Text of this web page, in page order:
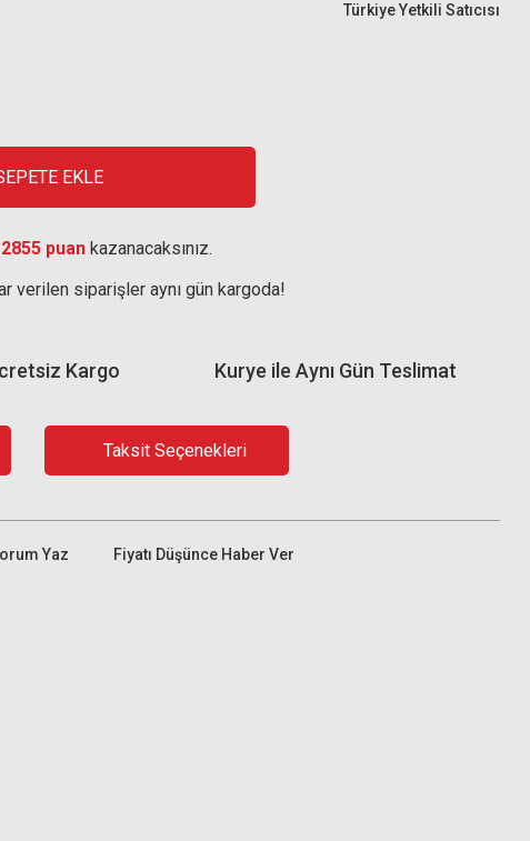
Türkiye Yetkili Satıcısı
EKLE
2855 puan kazanacaksınız.
verilen siparişler aynı gün kargoda!
Kurye ile Aynı Gün Teslimat
Kargo
Taksit Seçenekleri
Yaz Fiyatı Düşünce Haber Ver